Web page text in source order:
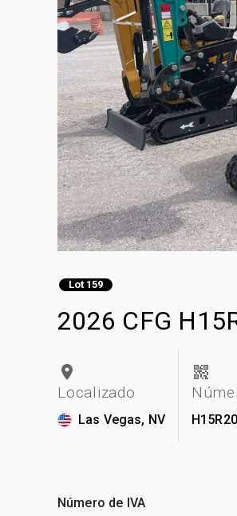
Lot 159
2026 CFG
Localizado
Las Vegas, NV
Número de IVA